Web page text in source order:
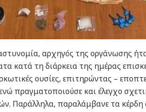
αρχηγός της οργάνωσης
κατά τη διάρκεια της ημέρας
ουσίες, επιτηρώντας –
πραγματοποιούσε και έλεγχο
Παράλληλα, παραλάμβανε τα κέρδη